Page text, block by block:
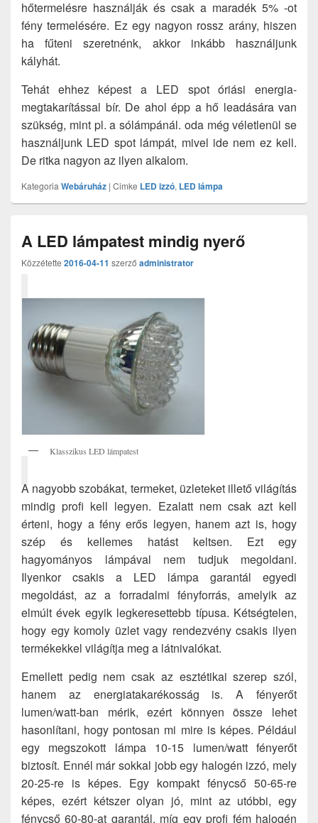
hőtermelésre használják és csak a maradék 5% -ot
fény termelésére. Ez egy nagyon rossz arány, hiszen
ha fűteni szeretnénk, akkor inkább használjunk
kályhát.
Tehát ehhez képest a LED spot óriási energia-
megtakarítással bír. De ahol épp a hő leadására van
szükség, mint pl. a sólámpánál. oda még véletlenül se
használjunk LED spot lámpát, mivel ide nem ez kell.
De ritka nagyon az ilyen alkalom.
Kategoria Webáruház | Cimke LED izzó, LED lámpa
A LED lámpatest mindig nyerő
Közzétette 2016-04-11 szerző administrator
Klasszikus LED lámpatest
A nagyobb szobákat, termeket, üzleteket illető világítás
mindig profi kell legyen. Ezalatt nem csak azt kell
érteni, hogy a fény erős legyen, hanem azt is, hogy
szép és kellemes hatást keltsen. Ezt egy
hagyományos lámpával nem tudjuk megoldani.
Ilyenkor csakis a LED lámpa garantál egyedi
megoldást, az a forradalmi fényforrás, amelyik az
elmúlt évek egyik legkeresettebb típusa. Kétségtelen,
hogy egy komoly üzlet vagy rendezvény csakis ilyen
termékekkel világítja meg a látnivalókat.
Emellett pedig nem csak az esztétikai szerep szól,
hanem az energiatakarékosság is. A fényerőt
lumen/watt-ban mérik, ezért könnyen össze lehet
hasonlítani, hogy pontosan mi mire is képes. Például
egy megszokott lámpa 10-15 lumen/watt fényerőt
biztosít. Ennél már sokkal jobb egy halogén izzó, mely
20-25-re is képes. Egy kompakt fénycső 50-65-re
képes, ezért kétszer olyan jó, mint az utóbbi, egy
fénycső 60-80-at garantál, míg egy profi fém halogén